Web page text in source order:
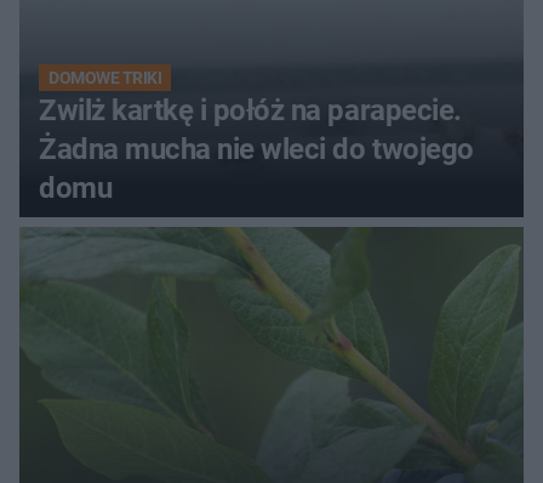
DOMOWE TRIKI
Zwilż kartkę i połóż na parapecie.
Żadna mucha nie wleci do twojego
domu